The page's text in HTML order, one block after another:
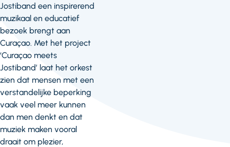
Jostiband een inspirerend
muzikaal en educatief
bezoek brengt aan
Curaçao. Met het project
‘Curaçao meets
Jostiband’ laat het orkest
zien dat mensen met een
verstandelijke beperking
vaak veel meer kunnen
dan men denkt en dat
muziek maken vooral
draait om plezier,